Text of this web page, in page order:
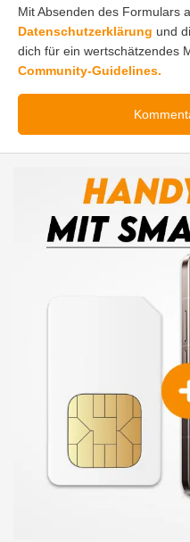
Mit Absenden des Formulars
Datenschutzerklärung und
dich für ein wertschätzendes
Community-Guidelines.